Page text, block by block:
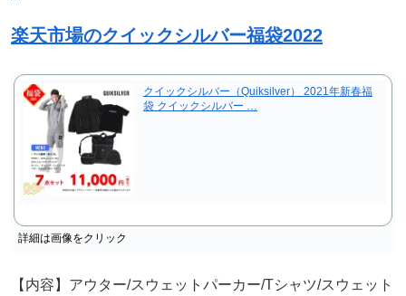
楽天市場のクイックシルバー福袋2022
クイックシルバー（Quiksilver） 2021年新春福
袋 クイックシルバー …
詳細は画像をクリック
【内容】アウター/スウェットパーカー/Tシャツ/スウェット